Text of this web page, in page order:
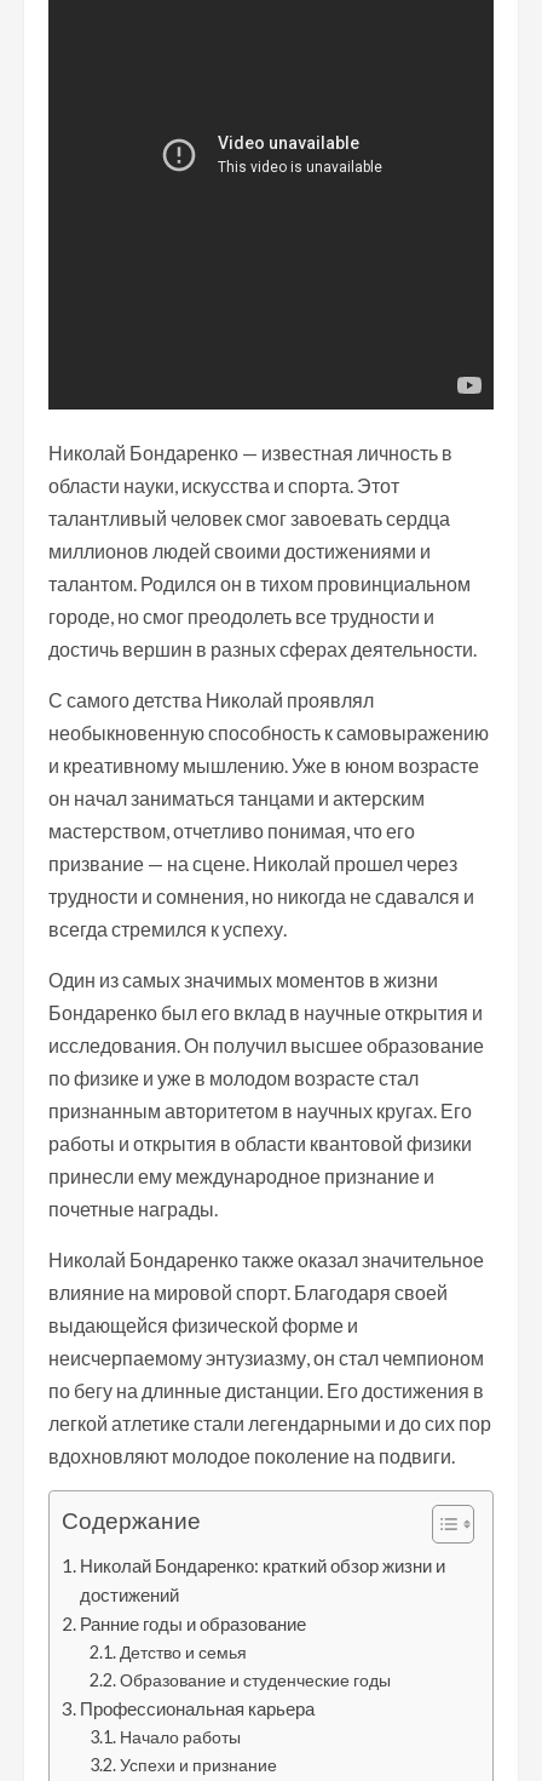
Николай Бондаренко — известная личность в
области науки, искусства и спорта. Этот
талантливый человек смог завоевать сердца
миллионов людей своими достижениями и
талантом. Родился он в тихом провинциальном
городе, но смог преодолеть все трудности и
достичь вершин в разных сферах деятельности.
С самого детства Николай проявлял
необыкновенную способность к самовыражению
и креативному мышлению. Уже в юном возрасте
он начал заниматься танцами и актерским
мастерством, отчетливо понимая, что его
призвание — на сцене. Николай прошел через
трудности и сомнения, но никогда не сдавался и
всегда стремился к успеху.
Один из самых значимых моментов в жизни
Бондаренко был его вклад в научные открытия и
исследования. Он получил высшее образование
по физике и уже в молодом возрасте стал
признанным авторитетом в научных кругах. Его
работы и открытия в области квантовой физики
принесли ему международное признание и
почетные награды.
Николай Бондаренко также оказал значительное
влияние на мировой спорт. Благодаря своей
выдающейся физической форме и
неисчерпаемому энтузиазму, он стал чемпионом
по бегу на длинные дистанции. Его достижения в
легкой атлетике стали легендарными и до сих пор
вдохновляют молодое поколение на подвиги.
Содержание
Николай Бондаренко: краткий обзор жизни и
достижений
Ранние годы и образование
Детство и семья
Образование и студенческие годы
Профессиональная карьера
Начало работы
Успехи и признание